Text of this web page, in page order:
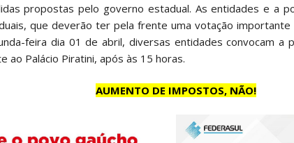
propostas pelo governo estadual. As entidades e a
que deverão ter pela frente uma votação
feira dia 01 de abril, diversas entidades convocam a
ao Palácio Piratini, após às 15 horas.
AUMENTO DE IMPOSTOS, NÃO!